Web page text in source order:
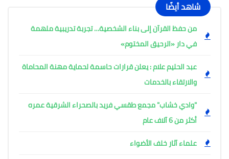
شاهد أيضًا
من حفظ القرآن إلى بناء الشخصية… تجربة تدريبية ملهمة
في دار «الرحيق المختوم»
عبد الحليم علام : يعلن قرارات حاسمة لحماية مهنة المحاماة
والارتقاء بالخدمات
"وادي خشاب" مجمع طقسي فريد بالصحراء الشرقية عمره
أكثر من 6 آلاف عام
علماء آثار خلف الأضواء